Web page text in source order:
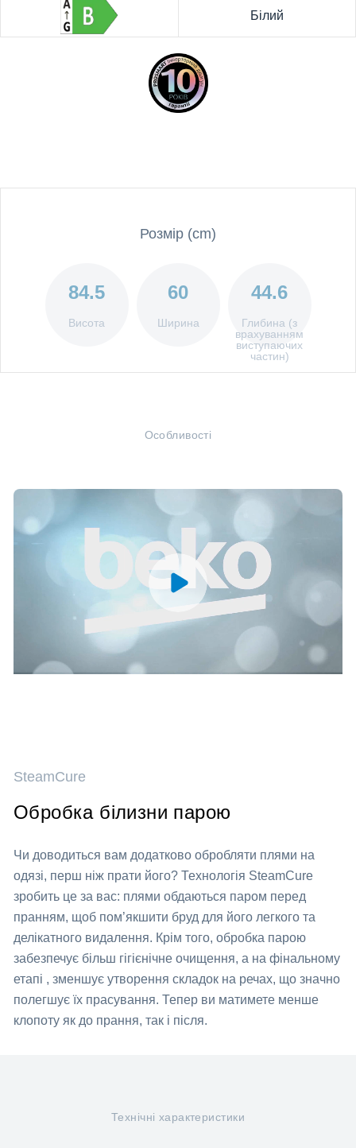
Білий
Розмір (cm)
84.5
Висота
60
Ширина
44.6
Глибина (з
врахуванням
виступаючих
частин)
Особливості
SteamCure
Обробка білизни парою
Чи доводиться вам додатково обробляти плями на
одязі, перш ніж прати його? Технологія SteamCure
зробить це за вас: плями обдаються паром перед
пранням, щоб пом’якшити бруд для його легкого та
делікатного видалення. Крім того, обробка парою
забезпечує більш гігієнічне очищення, а на фінальному
етапі , зменшує утворення складок на речах, що значно
полегшує їх прасування. Тепер ви матимете менше
клопоту як до прання, так і після.
Технічні характеристики